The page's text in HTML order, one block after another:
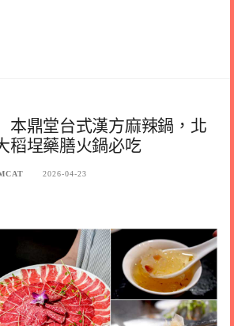
本鼎堂台式漢方麻辣鍋，北
稻埕藥膳火鍋必吃
2026-04-23